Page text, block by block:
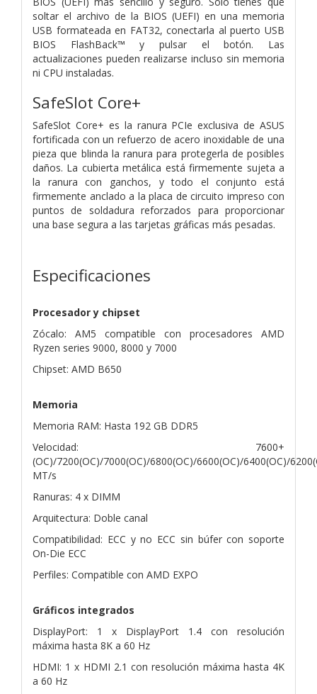
soltar el archivo de la BIOS (UEFI) en una memoria
USB formateada en FAT32, conectarla al puerto USB
BIOS FlashBack™ y pulsar el botón. Las
actualizaciones pueden realizarse incluso sin memoria
ni CPU instaladas.
SafeSlot Core+
SafeSlot Core+ es la ranura PCIe exclusiva de ASUS
fortificada con un refuerzo de acero inoxidable de una
pieza que blinda la ranura para protegerla de posibles
daños. La cubierta metálica está firmemente sujeta a
la ranura con ganchos, y todo el conjunto está
firmemente anclado a la placa de circuito impreso con
puntos de soldadura reforzados para proporcionar
una base segura a las tarjetas gráficas más pesadas.
Especificaciones
Procesador y chipset
Zócalo: AM5 compatible con procesadores AMD
Ryzen series 9000, 8000 y 7000
Chipset: AMD B650
Memoria
Memoria RAM: Hasta 192 GB DDR5
Velocidad: 7600+
(OC)/7200(OC)/7000(OC)/6800(OC)/6600(OC)/6400(OC)/
MT/s
Ranuras: 4 x DIMM
Arquitectura: Doble canal
Compatibilidad: ECC y no ECC sin búfer con soporte
On-Die ECC
Perfiles: Compatible con AMD EXPO
Gráficos integrados
DisplayPort: 1 x DisplayPort 1.4 con resolución
máxima hasta 8K a 60 Hz
HDMI: 1 x HDMI 2.1 con resolución máxima hasta 4K
a 60 Hz